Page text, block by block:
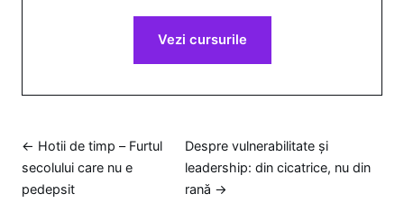
Vezi cursurile
← Hotii de timp – Furtul
secolului care nu e
pedepsit
Despre vulnerabilitate și
leadership: din cicatrice, nu din
rană →